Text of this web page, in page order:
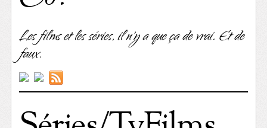
Les films et les séries, il n'y a que ça de vrai. Et de
faux.